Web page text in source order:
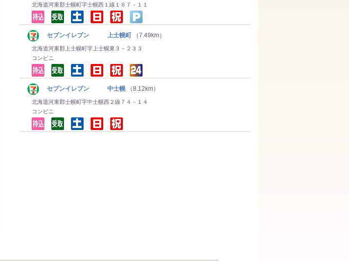
北海道河東郡士幌町字士幌西１線１６７－１１
セブンイレブン 上士幌町 （7.49km）
北海道河東郡上士幌町字上士幌東３－２３３
コンビニ
セブンイレブン 中士幌 （8.12km）
北海道河東郡士幌町字中士幌西２線７４－１４
コンビニ